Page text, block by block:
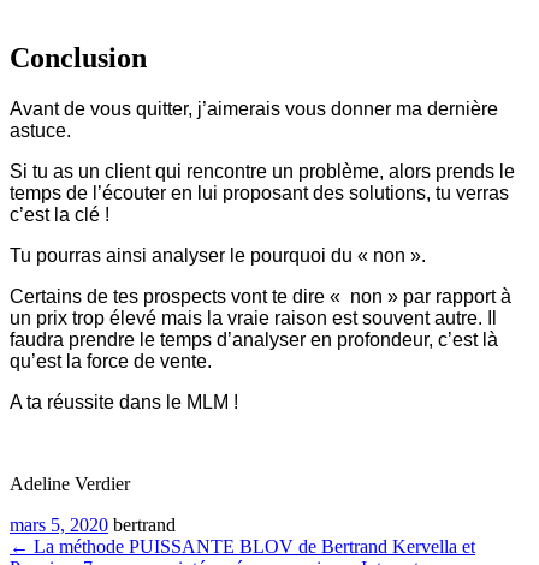
Conclusion
Avant de vous quitter, j’aimerais vous donner ma dernière
astuce.
Si tu as un client qui rencontre un problème, alors prends le
temps de l’écouter en lui proposant des solutions, tu verras
c’est la clé !
Tu pourras ainsi analyser le pourquoi du « non ».
Certains de tes prospects vont te dire « non » par rapport à
un prix trop élevé mais la vraie raison est souvent autre. Il
faudra prendre le temps d’analyser en profondeur, c’est là
qu’est la force de vente.
A ta réussite dans le MLM !
Adeline Verdier
mars 5, 2020 bertrand
← La méthode PUISSANTE BLOV de Bertrand Kervella et